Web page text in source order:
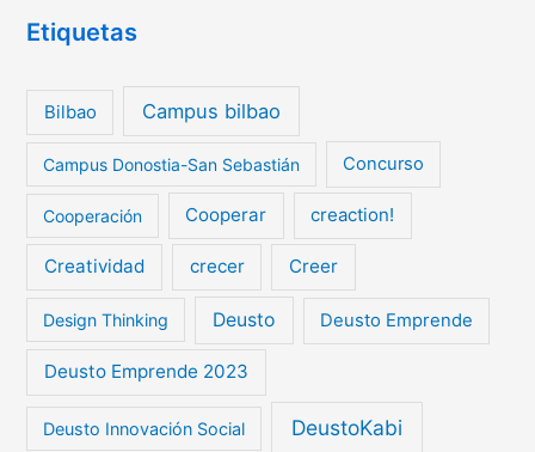
Etiquetas
Bilbao Campus bilbao
Campus Donostia-San Sebastián Concurso
Cooperación Cooperar creaction!
Creatividad crecer Creer
Design Thinking Deusto Deusto Emprende
Deusto Emprende 2023
Deusto Innovación Social DeustoKabi